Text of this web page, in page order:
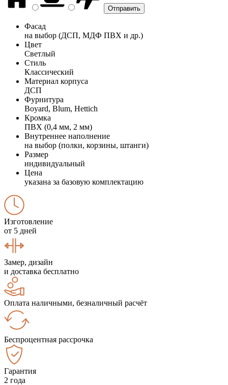
Фасад
на выбор (ДСП, МДФ ПВХ и др.)
Цвет
Светлый
Стиль
Классический
Материал корпуса
ДСП
Фурнитура
Boyard, Blum, Hettich
Кромка
ПВХ (0,4 мм, 2 мм)
Внутреннее наполнение
на выбор (полки, корзины, штанги)
Размер
индивидуальный
Цена
указана за базовую комплектацию
Изготовление
от 5 дней
Замер, дизайн
и доставка бесплатно
Оплата наличными, безналичный расчёт
Беспроцентная рассрочка
Гарантия
2 года